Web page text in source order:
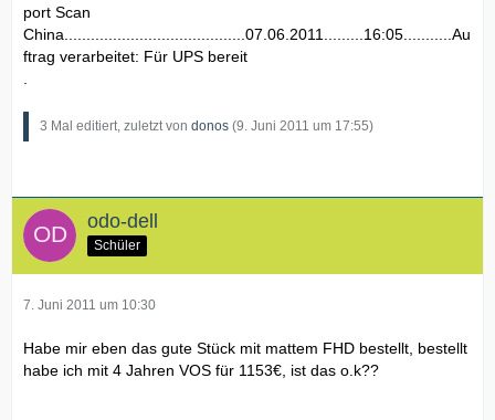
port Scan
China.........................................07.06.2011.........16:05...........Au
ftrag verarbeitet: Für UPS bereit
3 Mal editiert, zuletzt von donos (9. Juni 2011 um 17:55)
odo-dell
Schüler
7. Juni 2011 um 10:30
Habe mir eben das gute Stück mit mattem FHD bestellt, bestellt
habe ich mit 4 Jahren VOS für 1153€, ist das o.k??